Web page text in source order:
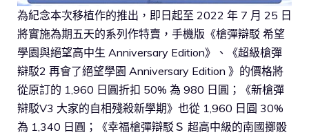
為紀念本次移植作的推出，即日起至 2022 年 7 月 25 日
將實施為期五天的系列作特賣，手機版《槍彈辯駁 希望
學園與絕望高中生 Anniversary Edition》、《超級槍彈
辯駁2 再會了絕望學園 Anniversary Edition 》的價格將
從原訂的 1,960 日圓折扣 50% 為 980 日圓；《新槍彈
辯駁V3 大家的自相殘殺新學期》也從 1,960 日圓 30%
為 1,340 日圓；《幸福槍彈辯駁Ｓ 超高中級的南國擲骰